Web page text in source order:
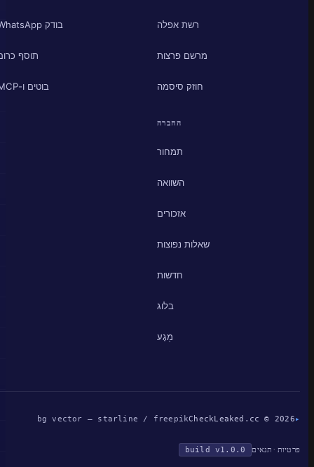
רשת אפלה
מרשם פרצות
חוזק סיסמה
בודק WhatsApp
תוסף כרום
בוטים ו-MCP
החברה
תמחור
השוואה
אזכורים
שאלות נפוצות
חדשות
בלוג
מַגָע
CheckLeaked.cc © 2026
bg vector — starline / freepik
פרטיות·תנאים build v1.0.0